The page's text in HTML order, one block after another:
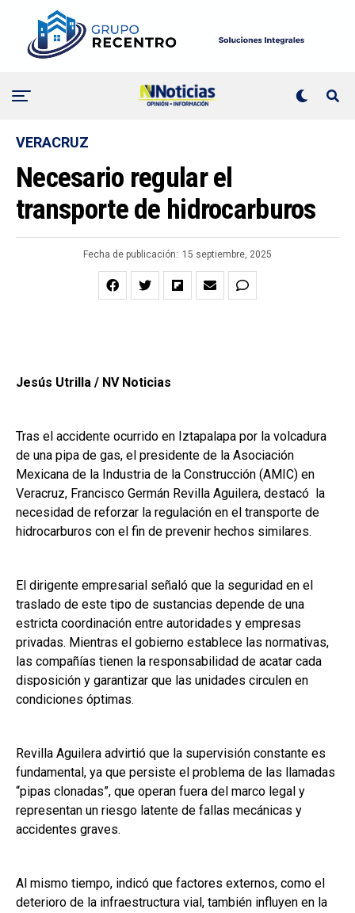
VERACRUZ
Necesario regular el
transporte de hidrocarburos
Fecha de publicación: 15 septiembre, 2025
Jesús Utrilla / NV Noticias
Tras el accidente ocurrido en Iztapalapa por la volcadura
de una pipa de gas, el presidente de la Asociación
Mexicana de la Industria de la Construcción (AMIC) en
Veracruz, Francisco Germán Revilla Aguilera, destacó la
necesidad de reforzar la regulación en el transporte de
hidrocarburos con el fin de prevenir hechos similares.
El dirigente empresarial señaló que la seguridad en el
traslado de este tipo de sustancias depende de una
estricta coordinación entre autoridades y empresas
privadas. Mientras el gobierno establece las normativas,
las compañías tienen la responsabilidad de acatar cada
disposición y garantizar que las unidades circulen en
condiciones óptimas.
Revilla Aguilera advirtió que la supervisión constante es
fundamental, ya que persiste el problema de las llamadas
“pipas clonadas”, que operan fuera del marco legal y
representan un riesgo latente de fallas mecánicas y
accidentes graves.
Al mismo tiempo, indicó que factores externos, como el
deterioro de la infraestructura vial, también influyen en la